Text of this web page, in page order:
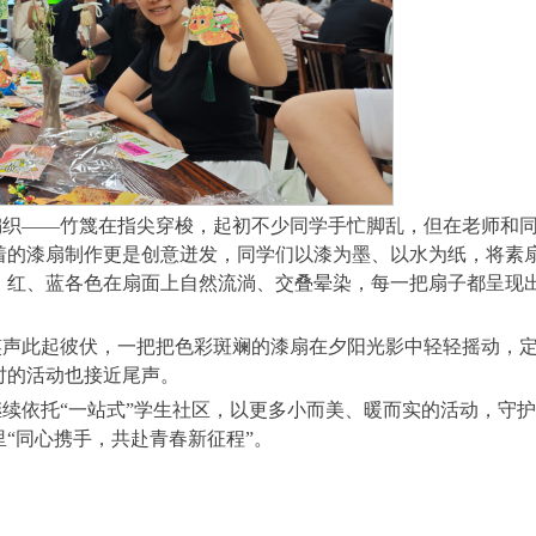
——竹篾在指尖穿梭，起初不少同学手忙脚乱，但在老师和同
漆扇制作更是创意迸发，同学们以漆为墨、以水为纸，将素
、蓝各色在扇面上自然流淌、交叠晕染，每一把扇子都呈现
此起彼伏，一把把色彩斑斓的漆扇在夕阳光影中轻轻摇动，定
活动也接近尾声。
依托“一站式”学生社区，以更多小而美、暖而实的活动，守护
心携手，共赴青春新征程”。